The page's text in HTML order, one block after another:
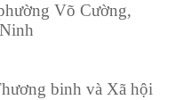
Võ Cường,
binh và Xã hội